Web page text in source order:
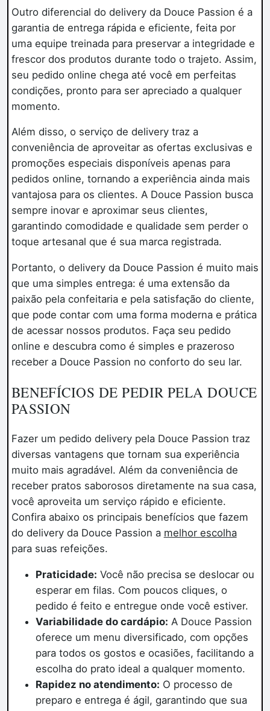
Outro diferencial do delivery da Douce Passion é a
garantia de entrega rápida e eficiente, feita por
uma equipe treinada para preservar a integridade e
frescor dos produtos durante todo o trajeto. Assim,
seu pedido online chega até você em perfeitas
condições, pronto para ser apreciado a qualquer
momento.
Além disso, o serviço de delivery traz a
conveniência de aproveitar as ofertas exclusivas e
promoções especiais disponíveis apenas para
pedidos online, tornando a experiência ainda mais
vantajosa para os clientes. A Douce Passion busca
sempre inovar e aproximar seus clientes,
garantindo comodidade e qualidade sem perder o
toque artesanal que é sua marca registrada.
Portanto, o delivery da Douce Passion é muito mais
que uma simples entrega: é uma extensão da
paixão pela confeitaria e pela satisfação do cliente,
que pode contar com uma forma moderna e prática
de acessar nossos produtos. Faça seu pedido
online e descubra como é simples e prazeroso
receber a Douce Passion no conforto do seu lar.
BENEFÍCIOS DE PEDIR PELA DOUCE
PASSION
Fazer um pedido delivery pela Douce Passion traz
diversas vantagens que tornam sua experiência
muito mais agradável. Além da conveniência de
receber pratos saborosos diretamente na sua casa,
você aproveita um serviço rápido e eficiente.
Confira abaixo os principais benefícios que fazem
do delivery da Douce Passion a melhor escolha
para suas refeições.
Praticidade: Você não precisa se deslocar ou
esperar em filas. Com poucos cliques, o
pedido é feito e entregue onde você estiver.
Variabilidade do cardápio: A Douce Passion
oferece um menu diversificado, com opções
para todos os gostos e ocasiões, facilitando a
escolha do prato ideal a qualquer momento.
Rapidez no atendimento: O processo de
preparo e entrega é ágil, garantindo que sua